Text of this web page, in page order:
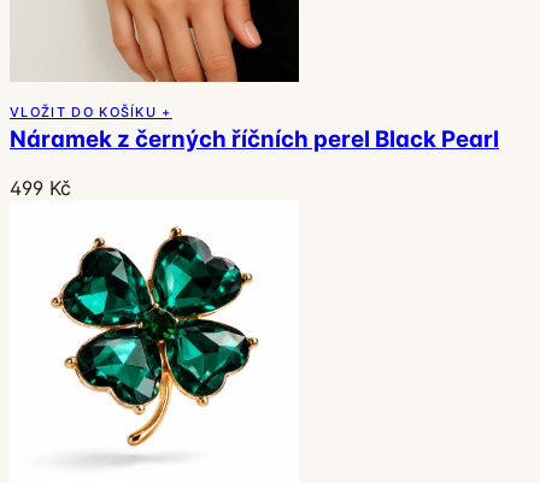
VLOŽIT DO KOŠÍKU +
Náramek z černých říčních perel Black Pearl
499 Kč